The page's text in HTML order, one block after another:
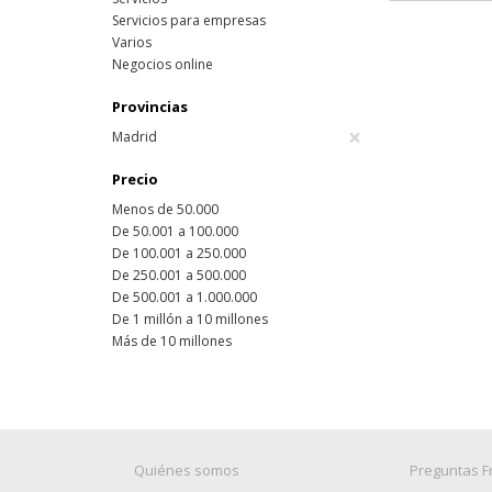
Servicios para empresas
Varios
Negocios online
Provincias
Madrid ×
Precio
Menos de 50.000
De 50.001 a 100.000
De 100.001 a 250.000
De 250.001 a 500.000
De 500.001 a 1.000.000
De 1 millón a 10 millones
Más de 10 millones
Quiénes somos Preguntas